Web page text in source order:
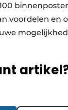
voordelen en